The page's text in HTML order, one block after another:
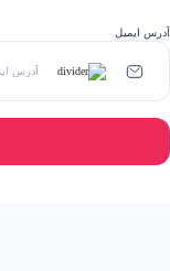
آدرس ایمیل